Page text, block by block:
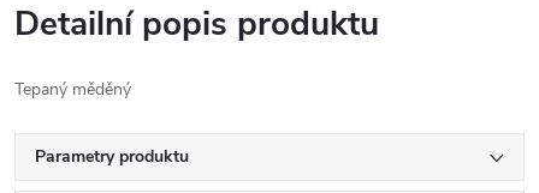
Detailní popis produktu
Tepaný měděný
Parametry produktu